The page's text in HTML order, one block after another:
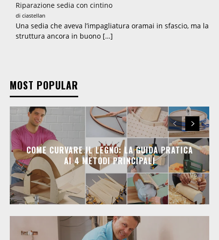
Riparazione sedia con cintino
di ciastellan
Una sedia che aveva l’impagliatura oramai in sfascio, ma la
struttura ancora in buono […]
MOST POPULAR
COME CURVARE IL LEGNO: LA GUIDA PRATICA
AI 4 METODI PRINCIPALI